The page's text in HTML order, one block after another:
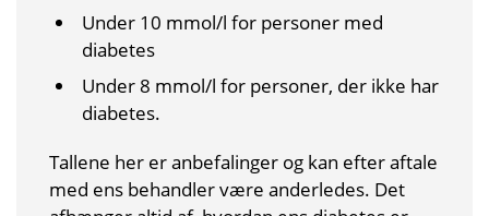
Under 10 mmol/l for personer med
diabetes
Under 8 mmol/l for personer, der ikke har
diabetes.
Tallene her er anbefalinger og kan efter aftale
med ens behandler være anderledes. Det